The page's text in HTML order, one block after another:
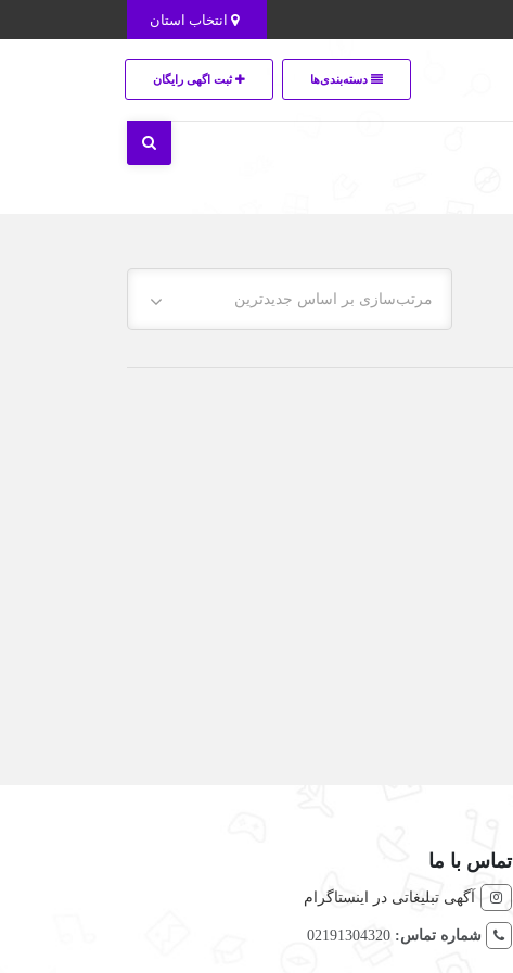
دسته‌بندی‌ها ثبت اگهی رایگان
مرتب‌سازی بر اساس جدیدترین
تماس با ما
آگهی تبلیغاتی در اینستاگرام
شماره تماس: 02191304320